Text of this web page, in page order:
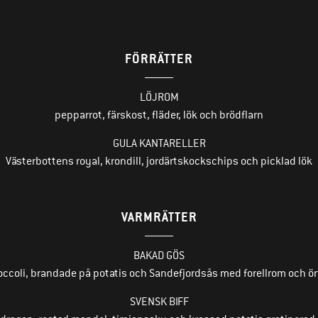
FÖRRÄTTER
LÖJROM
pepparrot, färskost, fläder, lök och brödflarn
GULA KANTARELLER
Västerbottens royal, krondill, jordärtskockschips och picklad lök
VARMRÄTTER
BAKAD GÖS
brandade på potatis och Sandefjordsås med forellrom och
SVENSK BIFF